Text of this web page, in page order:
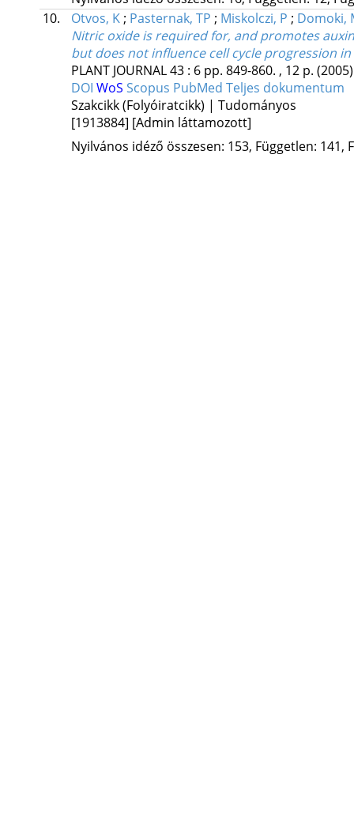
10.
Otvos, K ; Pasternak, TP ; Miskolczi, P ; Domoki,
Nitric oxide is required for, and promotes
but does not influence cell cycle progression
PLANT JOURNAL43: 6 pp. 849-860. , 12 p. (2005)
DOI WoS Scopus PubMed Teljes dokumentum
Szakcikk (Folyóiratcikk) | Tudományos
[1913884] [Admin láttamozott]
Nyilvános idéző összesen: 153, Független: 141,